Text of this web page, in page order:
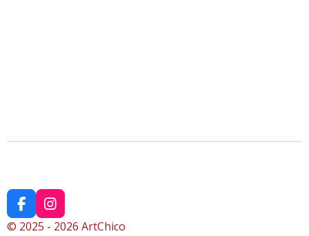
F
a
I
n
© 2025 - 2026 ArtChico